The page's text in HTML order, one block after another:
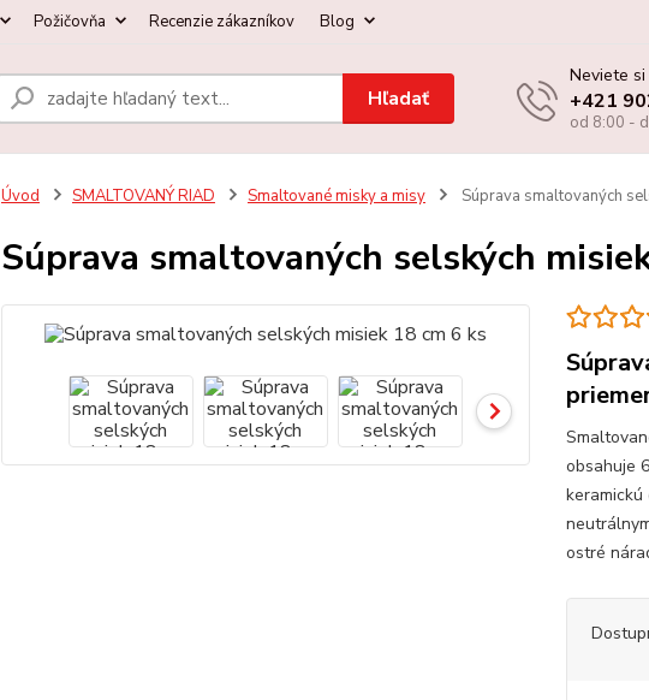
Požičovňa Recenzie zákazníkov Blog
Hľadať
Neviete
+421
od 8:00 -
Úvod SMALTOVANÝ RIAD Smaltované misky a misy Súprava smaltovaných
Súprava smaltovaných selských
obsahuje
keramickú
ostré